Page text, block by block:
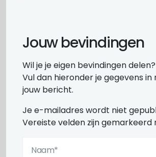
Jouw bevindingen
Wil je je eigen bevindingen delen?
Vul dan hieronder je gegevens in
jouw bericht.
Je e-mailadres wordt niet
Vereiste velden zijn gemarkeerd